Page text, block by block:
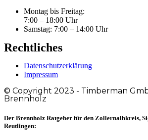
Montag bis Freitag:
7:00 – 18:00 Uhr
Samstag: 7:00 – 14:00 Uhr
Rechtliches
Datenschutzerklärung
Impressum
© Copyright 2023 - Timberman
Brennholz
Der Brennholz Ratgeber für den Zollernalbkreis,
Reutlingen: